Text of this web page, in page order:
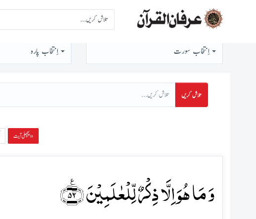
اِنتخاب سورت اِنتخاب پارہ
تلاش کریں
پچھلی آیت »
وَ مَا ہُوَ اِلَّا ذِکۡرٌ لِّلۡعٰلَمِیۡنَ ﴿٪۵۲﴾